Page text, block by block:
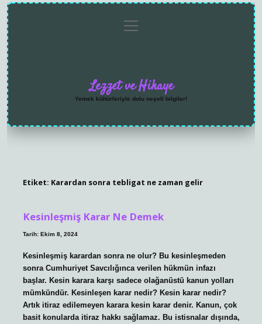
menüyü
aç
Lezzet ve Hikaye
Yemek kültürleriyle dolu neşeli bilgiler!
Etiket: Karardan sonra tebligat ne zaman gelir
Kesinleşmiş Karar Ne Demek
Tarih: Ekim 8, 2024
Kesinleşmiş karardan sonra ne olur? Bu kesinleşmeden
sonra Cumhuriyet Savcılığınca verilen hükmün infazı
başlar. Kesin karara karşı sadece olağanüstü kanun yolları
mümkündür. Kesinleşen karar nedir? Kesin karar nedir?
Artık itiraz edilemeyen karara kesin karar denir. Kanun, çok
basit konularda itiraz hakkı sağlamaz. Bu istisnalar dışında,